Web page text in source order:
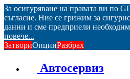
За осигуряване на правата ви по
съгласие. Ние се грижим за
данни и сме предприели
повече...
ЗатвориОпцииРазбрах
Автосервиз